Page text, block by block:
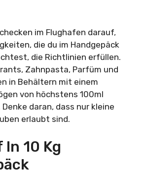
im Flughafen darauf,
die du im Handgepäck
die Richtlinien erfüllen.
Zahnpasta, Parfüm und
in Behältern mit einem
von höchstens 100ml
daran, dass nur kleine
erlaubt sind.
In 10 Kg